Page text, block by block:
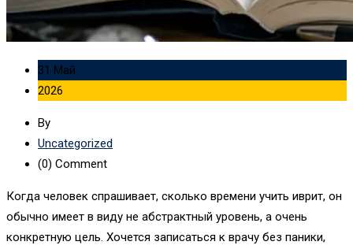
31 Май
2026
By
Uncategorized
(0) Comment
Когда человек спрашивает, сколько времени учить иврит, он
обычно имеет в виду не абстрактный уровень, а очень
конкретную цель. Хочется записаться к врачу без паники,